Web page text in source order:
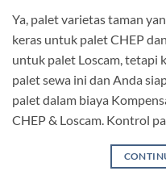
Ya, palet varietas taman
keras untuk palet CHEP
untuk palet Loscam, tetapi
palet sewa ini dan Anda
palet dalam biaya
CHEP & Loscam. Kontrol